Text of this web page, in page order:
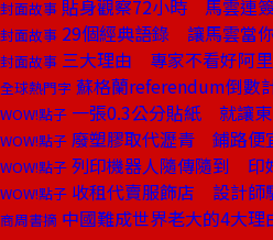
封面故事 貼身觀察72小時 馬雲連
封面故事 29個經典語錄 讓馬雲當
封面故事 三大理由 專家不看好阿
全球熱門字 蘇格蘭referendum倒數
WOW!點子 一張0.3公分貼紙 就讓
WOW!點子 廢塑膠取代瀝青 鋪路便
WOW!點子 列印機器人隨傳隨到 印
WOW!點子 收租代賣服飾店 設計師
商周書摘 中國難成世界老大的4大理